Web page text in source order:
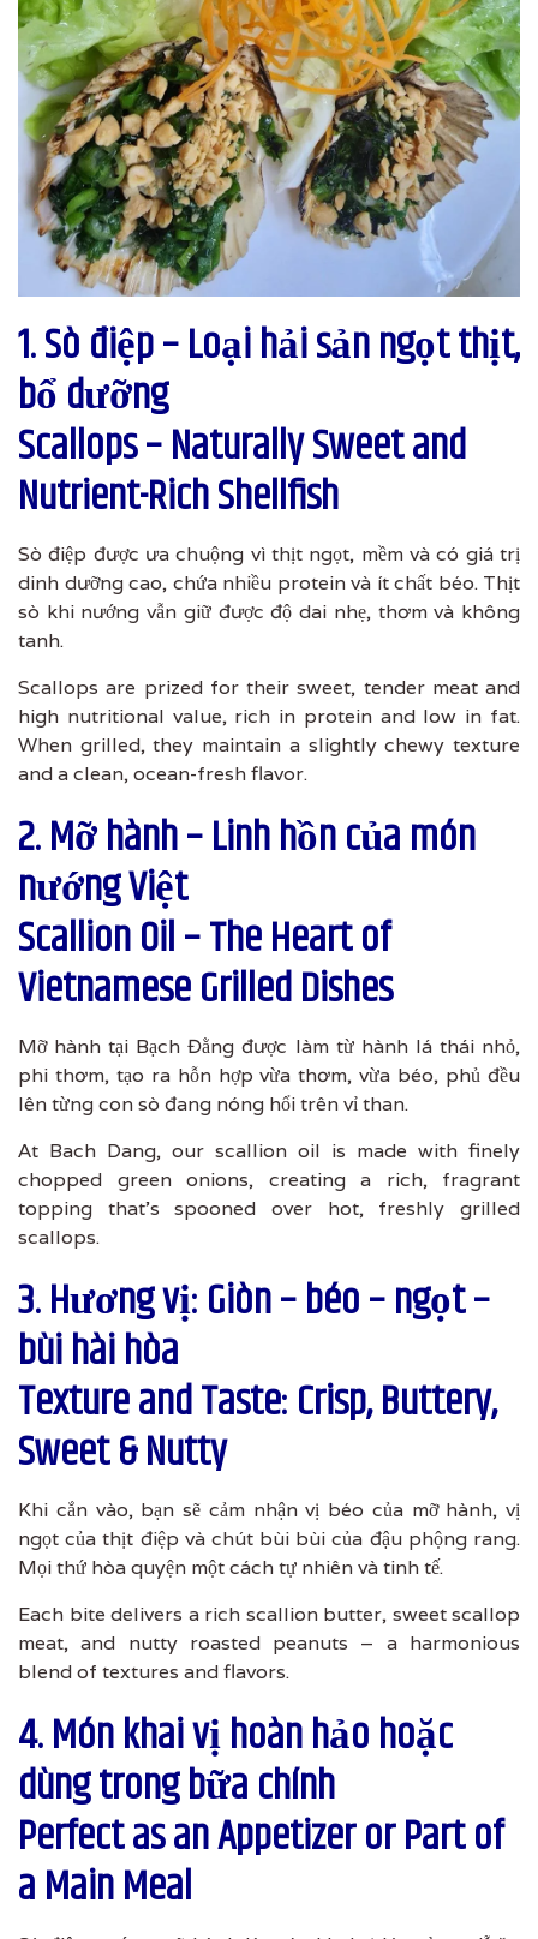
1. Sò điệp – Loại hải sản ngọt thịt,
bổ dưỡng
Scallops – Naturally Sweet and
Nutrient-Rich Shellfish
Sò điệp được ưa chuộng vì thịt ngọt, mềm và có giá trị
dinh dưỡng cao, chứa nhiều protein và ít chất béo. Thịt
sò khi nướng vẫn giữ được độ dai nhẹ, thơm và không
tanh.
Scallops are prized for their sweet, tender meat and
high nutritional value, rich in protein and low in fat.
When grilled, they maintain a slightly chewy texture
and a clean, ocean-fresh flavor.
2. Mỡ hành – Linh hồn của món
nướng Việt
Scallion Oil – The Heart of
Vietnamese Grilled Dishes
Mỡ hành tại Bạch Đằng được làm từ hành lá thái nhỏ,
phi thơm, tạo ra hỗn hợp vừa thơm, vừa béo, phủ đều
lên từng con sò đang nóng hổi trên vỉ than.
At Bach Dang, our scallion oil is made with finely
chopped green onions, creating a rich, fragrant
topping that’s spooned over hot, freshly grilled
scallops.
3. Hương vị: Giòn – béo – ngọt –
bùi hài hòa
Texture and Taste: Crisp, Buttery,
Sweet & Nutty
Khi cắn vào, bạn sẽ cảm nhận vị béo của mỡ hành, vị
ngọt của thịt điệp và chút bùi bùi của đậu phộng rang.
Mọi thứ hòa quyện một cách tự nhiên và tinh tế.
Each bite delivers a rich scallion butter, sweet scallop
meat, and nutty roasted peanuts – a harmonious
blend of textures and flavors.
4. Món khai vị hoàn hảo hoặc
dùng trong bữa chính
Perfect as an Appetizer or Part of
a Main Meal